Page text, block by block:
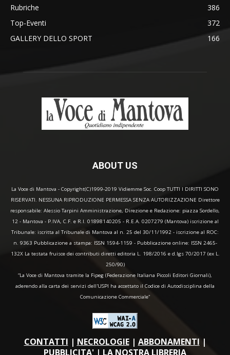
Rubriche
386
Top-Eventi
372
GALLERY DELLO SPORT
166
ABOUT US
La Voce di Mantova - Copyright(C)1999-2019 Vidiemme Soc. Coop TUTTI I DIRITTI SONO
RISERVATI. NESSUNA RIPRODUZIONE PERMESSA SENZA AUTORIZZAZIONE Direttore
responsabile: Alessio Tarpini Amministrazione, Direzione e Redazione: piazza Sordello,
12 - Mantova - P.IVA, C.F. e R.I. 01898140205 - R.E.A. 0207279 (Mantova) iscrizione al
Tribunale: iscritta al Tribunale di Mantova al n. 25 del 30/11/1992 - iscrizione al ROC:
n. 9363 Pubblicazione a stampa: ISSN 1594-1159 - Pubblicazione online: ISSN 2465-
132X La testata fruisce dei contributi diretti editoria L. 198/2016 e d.lgs 70/2017 (ex L.
250/90)
“La Voce di Mantova tramite la Fipeg (Federazione Italiana Piccoli Editori Giornali),
aderendo alla carta dei servizi dell'USPI ha accettato il Codice di Autodisciplina della
Comunicazione Commerciale"
CONTATTI | NECROLOGIE| ABBONAMENTI |
PUBBLICITA' | LA NOSTRA LIBRERIA